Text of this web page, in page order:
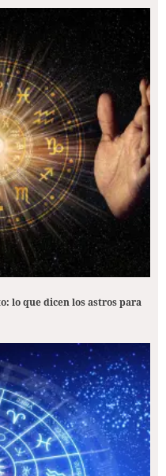
lo que dicen los astros para